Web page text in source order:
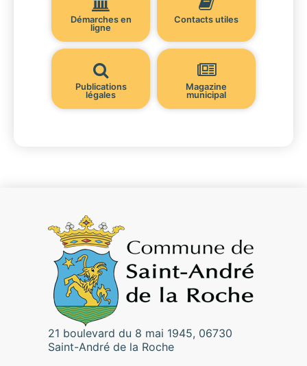
Démarches en
ligne
Contacts utiles
Publications
légales
Magazine
municipal
21 boulevard du 8 mai 1945, 06730
Saint-André de la Roche